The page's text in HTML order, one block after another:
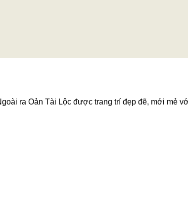
ra Oản Tài Lộc được trang trí đẹp đẽ, mới mẻ